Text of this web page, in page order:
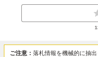
ご注意： 落札情報を機械的に抽